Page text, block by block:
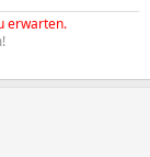
erwarten.